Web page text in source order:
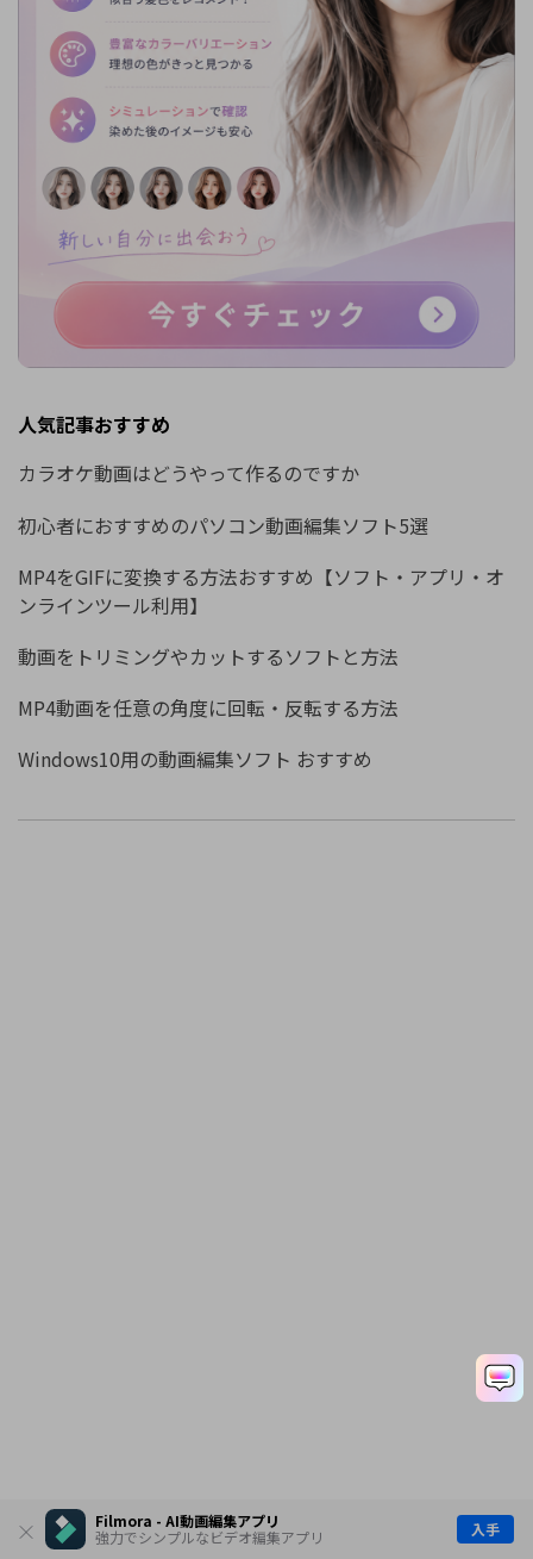
Filmora - AI動画編集アプリ
強力でシンプルなビデオ編集アプリ
入手
人気記事おすすめ
カラオケ動画はどうやって作るのですか
初心者におすすめのパソコン動画編集ソフト5選
MP4をGIFに変換する方法おすすめ【ソフト・アプリ・オ
ンラインツール利用】
動画をトリミングやカットするソフトと方法
MP4動画を任意の角度に回転・反転する方法
Windows10用の動画編集ソフト おすすめ